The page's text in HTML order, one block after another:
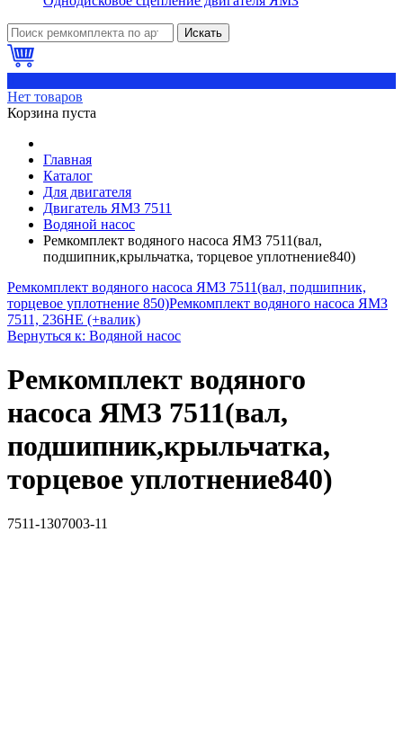
Искать
Нет товаров
Корзина пуста
Главная
Каталог
Для двигателя
Двигатель ЯМЗ 7511
Водяной насос
Ремкомплект водяного насоса ЯМЗ 7511(вал,
подшипник,крыльчатка, торцевое уплотнение840)
Ремкомплект водяного насоса ЯМЗ 7511(вал, подшипник,
торцевое уплотнение 850)Ремкомплект водяного насоса ЯМЗ
7511, 236НЕ (+валик)
Вернуться к: Водяной насос
Ремкомплект водяного
насоса ЯМЗ 7511(вал,
подшипник,крыльчатка,
торцевое уплотнение840)
7511-1307003-11